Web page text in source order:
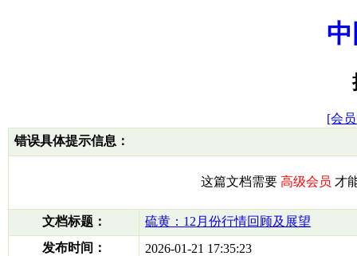
[会
错误具体提示信息：
这篇文档需要 高级会员 才
文档标题：
硫黄：12月份行情回顾及展望
发布时间：
2026-01-21 17:35:23